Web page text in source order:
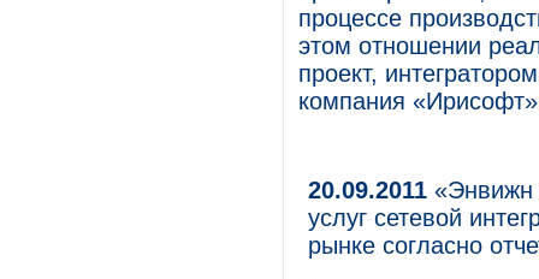
процессе
этом отношении
проект,
компания
20.09.2011 «Энвижн
услуг сетевой
рынке согласно